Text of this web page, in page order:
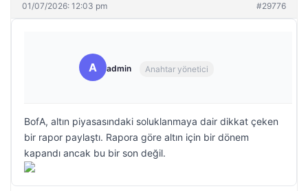
01/07/2026: 12:03 pm #29776
A admin Anahtar yönetici
BofA, altın piyasasındaki soluklanmaya dair dikkat çeken
bir rapor paylaştı. Rapora göre altın için bir dönem
kapandı ancak bu bir son değil.